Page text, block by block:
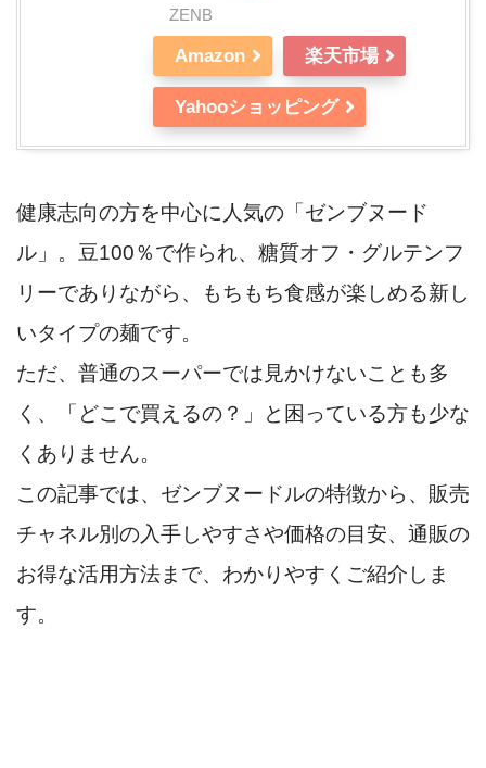
ZENB
Amazon 楽天市場
Yahooショッピング
健康志向の方を中心に人気の「ゼンブヌード
ル」。豆100％で作られ、糖質オフ・グルテンフ
リーでありながら、もちもち食感が楽しめる新し
いタイプの麺です。
ただ、普通のスーパーでは見かけないことも多
く、「どこで買えるの？」と困っている方も少な
くありません。
この記事では、ゼンブヌードルの特徴から、販売
チャネル別の入手しやすさや価格の目安、通販の
お得な活用方法まで、わかりやすくご紹介しま
す。